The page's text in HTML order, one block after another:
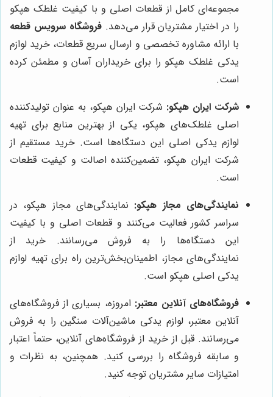
مجموعه‌ای کامل از قطعات اصلی و با کیفیت غلطک هپکو
را در اختیار مشتریان قرار می‌دهد.فروشگاه سرویس قطعه
با ارائه مشاوره تخصصی و ارسال سریع قطعات، خرید لوازم
یدکی غلطک هپکو را برای خریداران آسان و مطمئن کرده
است.
شرکت ایران هپکو: شرکت ایران هپکو، به عنوان تولیدکننده
اصلی غلطک‌های هپکو، یکی از بهترین منابع برای تهیه
لوازم یدکی اصلی این دستگاه‌ها است. خرید مستقیم از
شرکت ایران هپکو، تضمین‌کننده اصالت و کیفیت قطعات
است.
نمایندگی‌های مجاز هپکو: نمایندگی‌های مجاز هپکو، در
سراسر کشور فعالیت می‌کنند و قطعات اصلی و با کیفیت
این دستگاه‌ها را به فروش می‌رسانند. خرید از
نمایندگی‌های مجاز، اطمینان‌بخش‌ترین راه برای تهیه لوازم
یدکی اصلی هپکو است.
فروشگاه‌های آنلاین معتبر: امروزه، بسیاری از فروشگاه‌های
آنلاین معتبر، لوازم یدکی ماشین‌آلات سنگین را به فروش
می‌رسانند. قبل از خرید از فروشگاه‌های آنلاین، حتماً اعتبار
و سابقه فروشگاه را بررسی کنید. همچنین، به نظرات و
امتیازات سایر مشتریان توجه کنید.